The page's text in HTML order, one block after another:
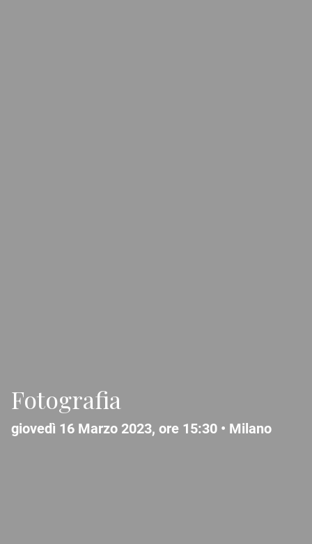
Fotografia
giovedì 16 Marzo 2023, ore 15:30 • Milano